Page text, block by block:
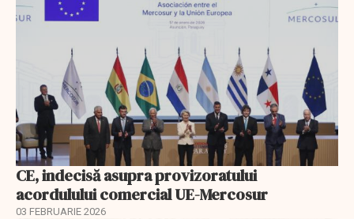
CE, indecisă asupra provizoratului
acordulului comercial UE-Mercosur
03 FEBRUARIE 2026